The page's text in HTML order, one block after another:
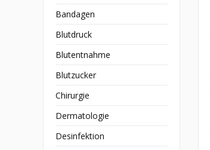
Bandagen
Blutdruck
Blutentnahme
Blutzucker
Chirurgie
Dermatologie
Desinfektion